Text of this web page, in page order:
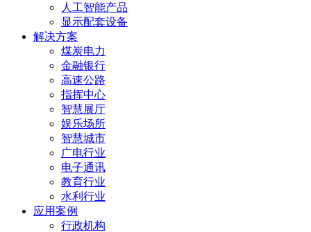
人工智能产品
显示配套设备
解决方案
煤炭电力
金融银行
高速公路
指挥中心
智慧展厅
娱乐场所
智慧城市
广电行业
电子通讯
教育行业
水利行业
应用案例
行政机构